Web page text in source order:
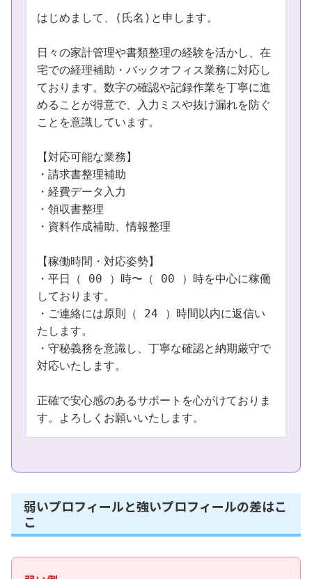
はじめまして、(氏名)と申します。
日々の家計管理や書類整理の経験を活かし、在
宅での経理補助・バックオフィス業務に対応し
ております。数字の確認や記録作業を丁寧に進
めることが得意で、入力ミスや抜け漏れを防ぐ
ことを意識しています。
【対応可能な業務】
・請求書整理補助
・経費データ入力
・領収書整理
・資料作成補助、情報整理
【稼働時間・対応姿勢】
・平日（ 00 ）時〜（ 00 ）時を中心に稼働
しております。
・ご連絡には原則（ 24 ）時間以内に返信い
たします。
・守秘義務を意識し、丁寧な確認と納期厳守で
対応いたします。
正確で安心感のあるサポートを心がけておりま
す。よろしくお願いいたします。
弱いプロフィールと強いプロフィールの差はこ
こ